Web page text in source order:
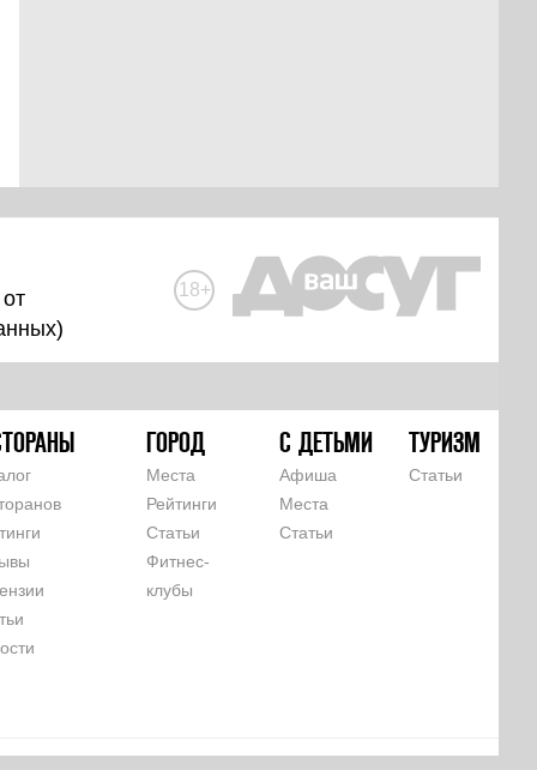
)
18+
ГОРОД
Места
Рейтинги
Статьи
Фитнес-
клубы
С ДЕТЬМИ
Афиша
Места
Статьи
ТУРИЗМ
Статьи